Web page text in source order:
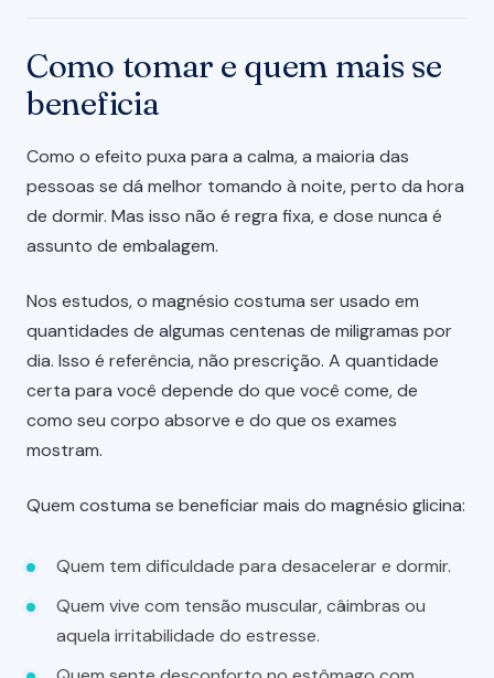
Como tomar e quem mais se
beneficia
Como o efeito puxa para a calma, a maioria das
pessoas se dá melhor tomando à noite, perto da hora
de dormir. Mas isso não é regra fixa, e dose nunca é
assunto de embalagem.
Nos estudos, o magnésio costuma ser usado em
quantidades de algumas centenas de miligramas por
dia. Isso é referência, não prescrição. A quantidade
certa para você depende do que você come, de
como seu corpo absorve e do que os exames
mostram.
Quem costuma se beneficiar mais do magnésio glicina:
Quem tem dificuldade para desacelerar e dormir.
Quem vive com tensão muscular, câimbras ou
aquela irritabilidade do estresse.